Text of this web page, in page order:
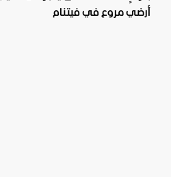
أرضي مروع في فيتنام